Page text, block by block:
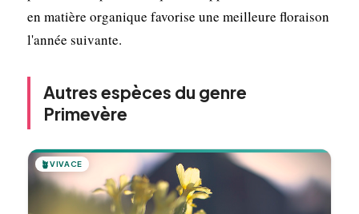
en matière organique favorise une meilleure floraison
l'année suivante.
Autres espèces du genre
Primevère
🪴VIVACE